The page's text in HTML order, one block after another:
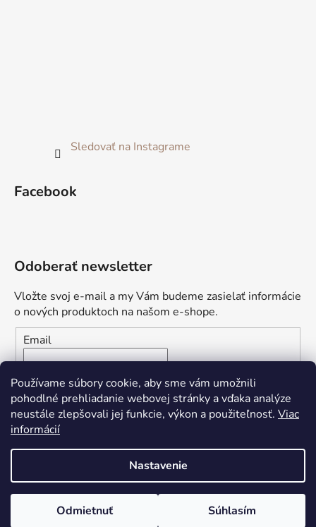
Používame súbory cookie, aby sme vám umožnili
pohodlné prehliadanie webovej stránky a vďaka analýze
neustále zlepšovali jej funkcie, výkon a použiteľnosť. Viac
informácií
Nastavenie
Odmietnuť Súhlasím
Sledovať na Instagrame
Facebook
Odoberať newsletter
Vložte svoj e-mail a my Vám budeme zasielať informácie
o nových produktoch na našom e-shope.
Email
Vložením e-mailu súhlasíte s
podmienkami ochrany
osobných údajov
PRIHLÁSIŤ SA
Vytvoril Shoptet
Copyright 2026Yvetten Nails
. Všetky práva vyhradené.